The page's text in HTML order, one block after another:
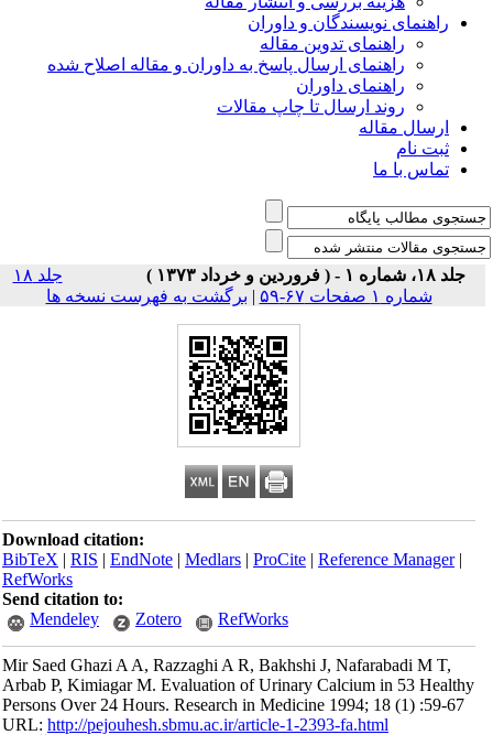
راهنمای نویسندگان و داوران
راهنمای تدوین مقاله
راهنمای ارسال پاسخ به داوران و مقاله اصلاح شده
راهنمای داوران
روند ارسال تا چاپ مقالات
ارسال مقاله
ثبت نام
تماس با ما
جلد ۱۸، شماره ۱ - ( فروردین و خرداد ۱۳۷۳ )
جلد ۱۸
شماره ۱ صفحات ۶۷-۵۹
|برگشت به فهرست نسخه ها
Download citation:
BibTeX|RIS|EndNote|Medlars|ProCite|Reference Manager
RefWorks
Send citation to:
Mendeley
Zotero RefWorks
Mir Saed Ghazi A A, Razzaghi A R, Bakhshi J, Nafarabadi M T,
Arbab P, Kimiagar M. Evaluation of Urinary Calcium in 53 Healthy
Persons Over 24 Hours. Research in Medicine 1994; 18 (1) :59-67
URL:http://pejouhesh.sbmu.ac.ir/article-1-2393-fa.html